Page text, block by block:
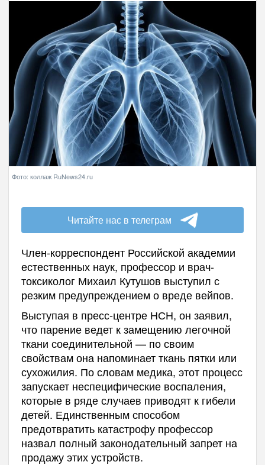
Фото: коллаж RuNews24.ru
Читайте нас в телеграм
Член-корреспондент Российской академии
естественных наук, профессор и врач-
токсиколог Михаил Кутушов выступил с
резким предупреждением о вреде вейпов.
Выступая в пресс-центре НСН, он заявил,
что парение ведет к замещению легочной
ткани соединительной — по своим
свойствам она напоминает ткань пятки или
сухожилия. По словам медика, этот процесс
запускает неспецифические воспаления,
которые в ряде случаев приводят к гибели
детей. Единственным способом
предотвратить катастрофу профессор
назвал полный законодательный запрет на
продажу этих устройств.